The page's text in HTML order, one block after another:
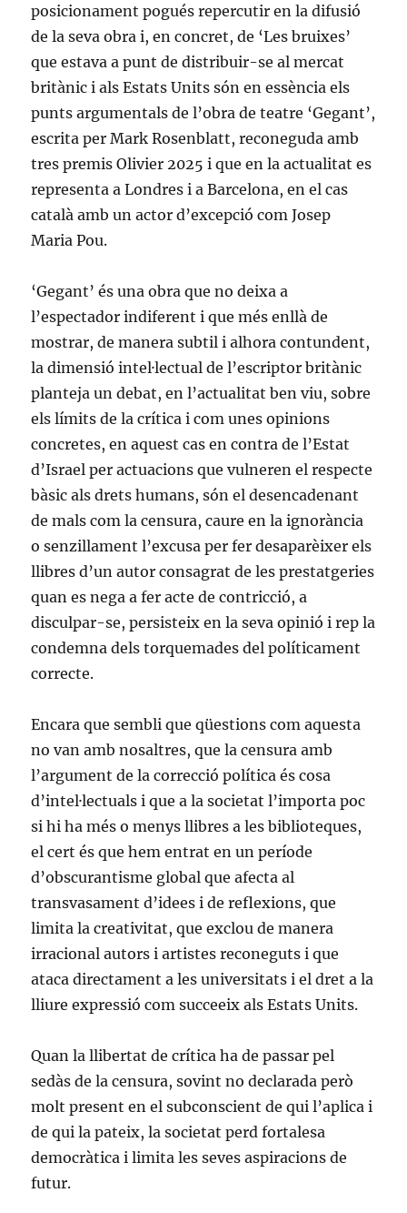
posicionament pogués repercutir en la difusió
de la seva obra i, en concret, de ‘Les bruixes’
que estava a punt de distribuir-se al mercat
britànic i als Estats Units són en essència els
punts argumentals de l’obra de teatre ‘Gegant’,
escrita per Mark Rosenblatt, reconeguda amb
tres premis Olivier 2025 i que en la actualitat es
representa a Londres i a Barcelona, en el cas
català amb un actor d’excepció com Josep
Maria Pou.
‘Gegant’ és una obra que no deixa a
l’espectador indiferent i que més enllà de
mostrar, de manera subtil i alhora contundent,
la dimensió intel·lectual de l’escriptor britànic
planteja un debat, en l’actualitat ben viu, sobre
els límits de la crítica i com unes opinions
concretes, en aquest cas en contra de l’Estat
d’Israel per actuacions que vulneren el respecte
bàsic als drets humans, són el desencadenant
de mals com la censura, caure en la ignorància
o senzillament l’excusa per fer desaparèixer els
llibres d’un autor consagrat de les prestatgeries
quan es nega a fer acte de contricció, a
disculpar-se, persisteix en la seva opinió i rep la
condemna dels torquemades del políticament
correcte.
Encara que sembli que qüestions com aquesta
no van amb nosaltres, que la censura amb
l’argument de la correcció política és cosa
d’intel·lectuals i que a la societat l’importa poc
si hi ha més o menys llibres a les biblioteques,
el cert és que hem entrat en un període
d’obscurantisme global que afecta al
transvasament d’idees i de reflexions, que
limita la creativitat, que exclou de manera
irracional autors i artistes reconeguts i que
ataca directament a les universitats i el dret a la
lliure expressió com succeeix als Estats Units.
Quan la llibertat de crítica ha de passar pel
sedàs de la censura, sovint no declarada però
molt present en el subconscient de qui l’aplica i
de qui la pateix, la societat perd fortalesa
democràtica i limita les seves aspiracions de
futur.